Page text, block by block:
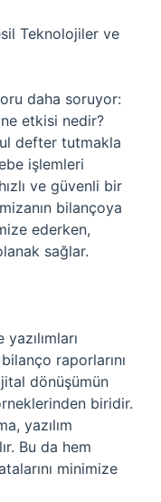
Teknolojiler ve
daha soruyor:
etkisi nedir?
defter tutmakla
işlemleri
ve güvenli bir
bilançoya
ederken,
sağlar.
raporlarını
dönüşümün
biridir.
yazılım
Bu da hem
minimize